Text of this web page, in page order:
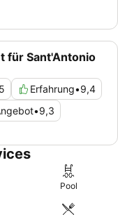
für Sant'Antonio
Erfahrung•9,4
•9,3
Pool